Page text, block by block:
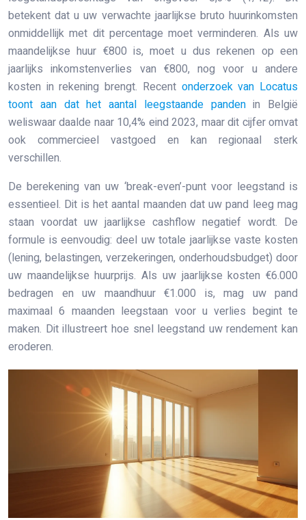
betekent dat u uw verwachte jaarlijkse bruto huurinkomsten
onmiddellijk met dit percentage moet verminderen. Als uw
maandelijkse huur €800 is, moet u dus rekenen op een
jaarlijks inkomstenverlies van €800, nog voor u andere
kosten in rekening brengt. Recent onderzoek van Locatus
toont aan dat het aantal leegstaande pandenin België
weliswaar daalde naar 10,4% eind 2023, maar dit cijfer omvat
ook commercieel vastgoed en kan regionaal sterk
verschillen.
De berekening van uw ‘break-even’-punt voor leegstand is
essentieel. Dit is het aantal maanden dat uw pand leeg mag
staan voordat uw jaarlijkse cashflow negatief wordt. De
formule is eenvoudig: deel uw totale jaarlijkse vaste kosten
(lening, belastingen, verzekeringen, onderhoudsbudget) door
uw maandelijkse huurprijs. Als uw jaarlijkse kosten €6.000
bedragen en uw maandhuur €1.000 is, mag uw pand
maximaal 6 maanden leegstaan voor u verlies begint te
maken. Dit illustreert hoe snel leegstand uw rendement kan
eroderen.